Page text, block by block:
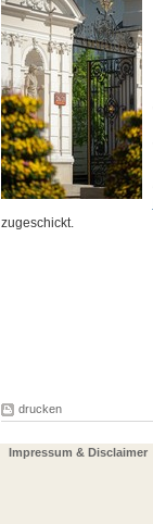
zugeschickt.
drucken
Impressum & Disclaimer